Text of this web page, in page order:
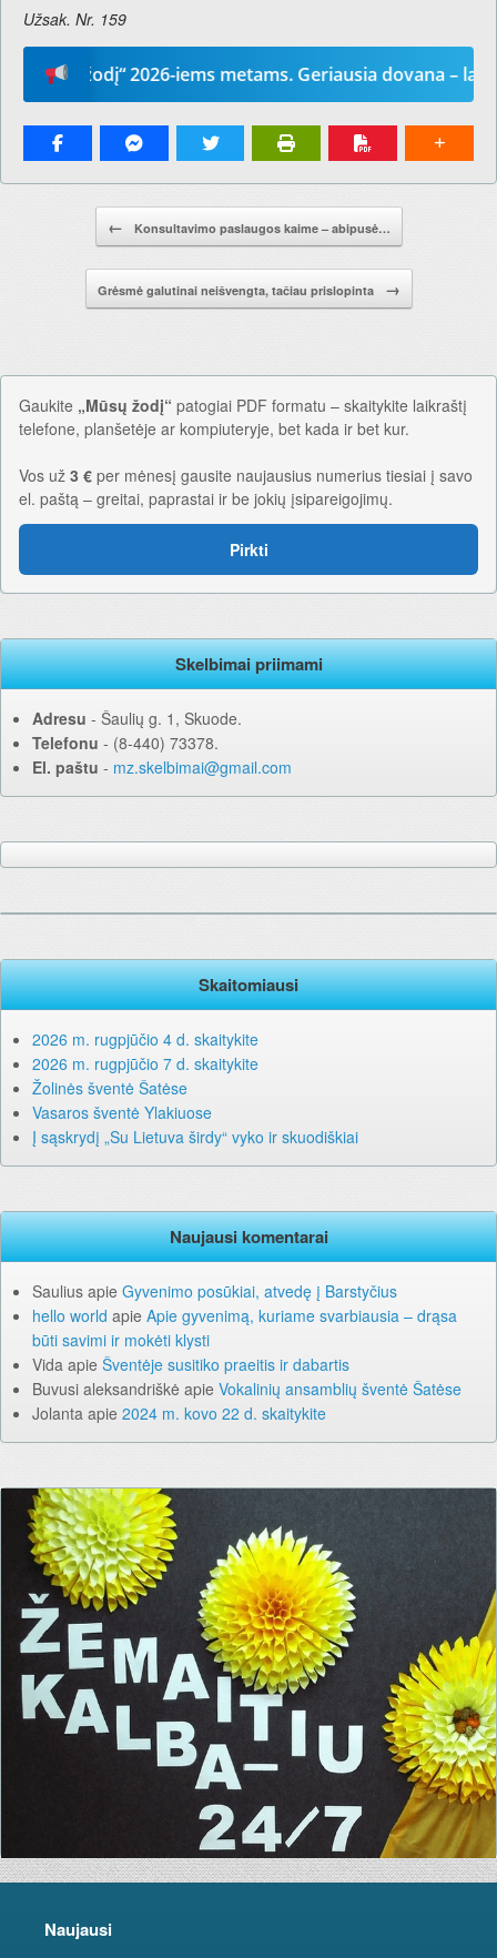
Užsak. Nr. 159
žodį“ 2026-iems metams. Geriausia dovana –
Pranešimo navigacija.
← Konsultavimo paslaugos kaime – abipusė…
Grėsmė galutinai neišvengta, tačiau prislopinta →
Gaukite „Mūsų žodį“ patogiai PDF formatu – skaitykite laikraštį
telefone, planšetėje ar kompiuteryje, bet kada ir bet kur.
Vos už 3 € per mėnesį gausite naujausius numerius tiesiai į savo
el. paštą – greitai, paprastai ir be jokių įsipareigojimų.
Pirkti
Skelbimai priimami
Adresu ‐ Šaulių g. 1, Skuode.
Telefonu ‐ (8-440) 73378.
El. paštu ‐ mz.skelbimai@gmail.com
Skaitomiausi
2026 m. rugpjūčio 4 d. skaitykite
2026 m. rugpjūčio 7 d. skaitykite
Žolinės šventė Šatėse
Vasaros šventė Ylakiuose
Į sąskrydį „Su Lietuva širdy“ vyko ir skuodiškiai
Naujausi komentarai
Saulius apie Gyvenimo posūkiai, atvedę į Barstyčius
hello world apie Apie gyvenimą, kuriame svarbiausia – drąsa
būti savimi ir mokėti klysti
Vida apie Šventėje susitiko praeitis ir dabartis
Buvusi aleksandriškė apie Vokalinių ansamblių šventė Šatėse
Jolanta apie 2024 m. kovo 22 d. skaitykite
Naujausi